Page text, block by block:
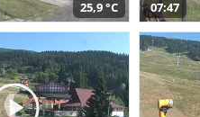
25,9 °C 07:47